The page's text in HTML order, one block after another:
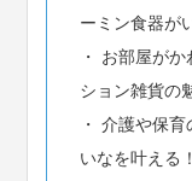
ーミン食器が
お部屋がか
ション雑貨の
介護や保
いなを叶える